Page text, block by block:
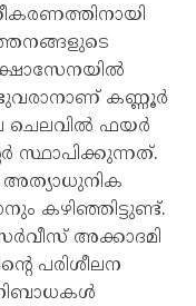
കണ്ണൂർ
ചെലവിൽ ഫയർ
സ്ഥാപിക്കുന്നത്.
കഴിഞ്ഞിട്ടുണ്ട്.
അക്കാദമി
പരിശീലന